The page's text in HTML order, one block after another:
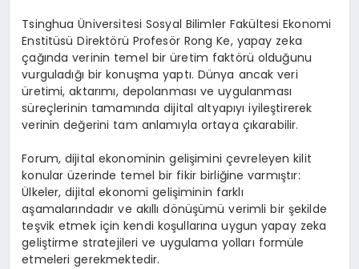
Tsinghua Üniversitesi Sosyal Bilimler Fakültesi Ekonomi
Enstitüsü Direktörü Profesör Rong Ke, yapay zeka
çağında verinin temel bir üretim faktörü olduğunu
vurguladığı bir konuşma yaptı. Dünya ancak veri
üretimi, aktarımı, depolanması ve uygulanması
süreçlerinin tamamında dijital altyapıyı iyileştirerek
verinin değerini tam anlamıyla ortaya çıkarabilir.
Forum, dijital ekonominin gelişimini çevreleyen kilit
konular üzerinde temel bir fikir birliğine varmıştır:
Ülkeler, dijital ekonomi gelişiminin farklı
aşamalarındadır ve akıllı dönüşümü verimli bir şekilde
teşvik etmek için kendi koşullarına uygun yapay zeka
geliştirme stratejileri ve uygulama yolları formüle
etmeleri gerekmektedir.